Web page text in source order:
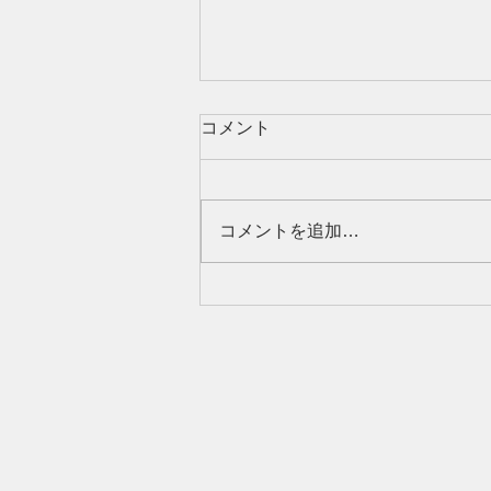
コメント
コメントを追加…